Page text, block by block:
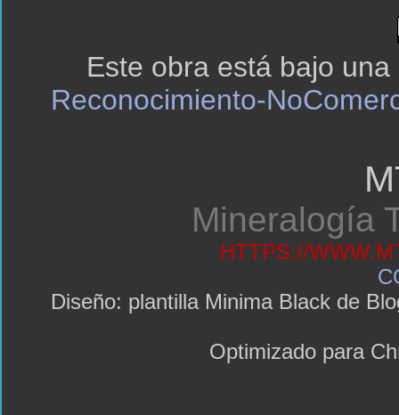
Este obra está bajo una
Reconocimiento-
Mineralogía
HTTPS://
Diseño: plantilla Minima Black de
Optimizado para